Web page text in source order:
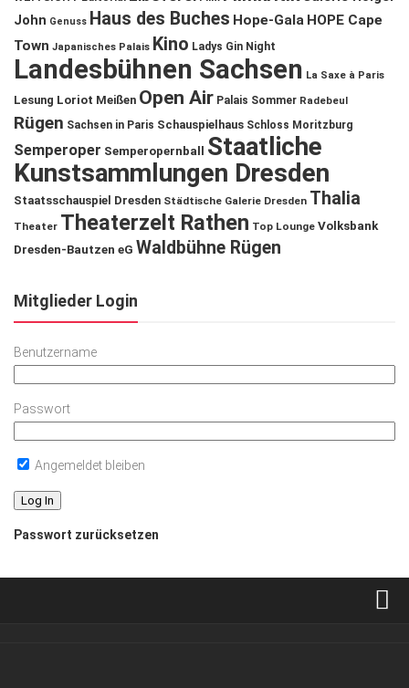
John Genuss Haus des Buches Hope-Gala HOPE Cape
Town Japanisches Palais Kino Ladys Gin Night
Landesbühnen Sachsen La Saxe à Paris
Lesung Loriot Meißen Open Air Palais Sommer Radebeul
Rügen Sachsen in Paris Schauspielhaus Schloss Moritzburg
Semperoper Semperopernball
Staatliche
Kunstsammlungen Dresden
Staatsschauspiel Dresden Städtische Galerie Dresden Thalia
Theater Theaterzelt Rathen Top Lounge Volksbank
Dresden-Bautzen eG Waldbühne Rügen
Mitglieder Login
Benutzername
Passwort
Angemeldet bleiben
Passwort zurücksetzen